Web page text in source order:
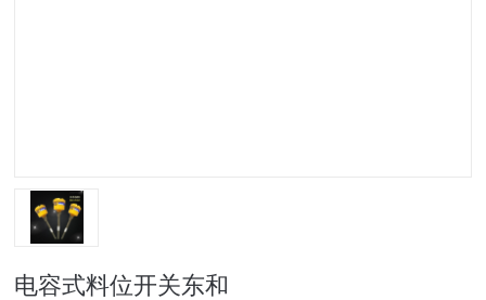
电容式料位开关东和